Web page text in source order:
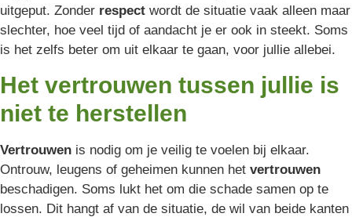
uitgeput. Zonder respect wordt de situatie vaak alleen maar
slechter, hoe veel tijd of aandacht je er ook in steekt. Soms
is het zelfs beter om uit elkaar te gaan, voor jullie allebei.
Het vertrouwen tussen jullie is
niet te herstellen
Vertrouwen is nodig om je veilig te voelen bij elkaar.
Ontrouw, leugens of geheimen kunnen het vertrouwen
beschadigen. Soms lukt het om die schade samen op te
lossen. Dit hangt af van de situatie, de wil van beide kanten